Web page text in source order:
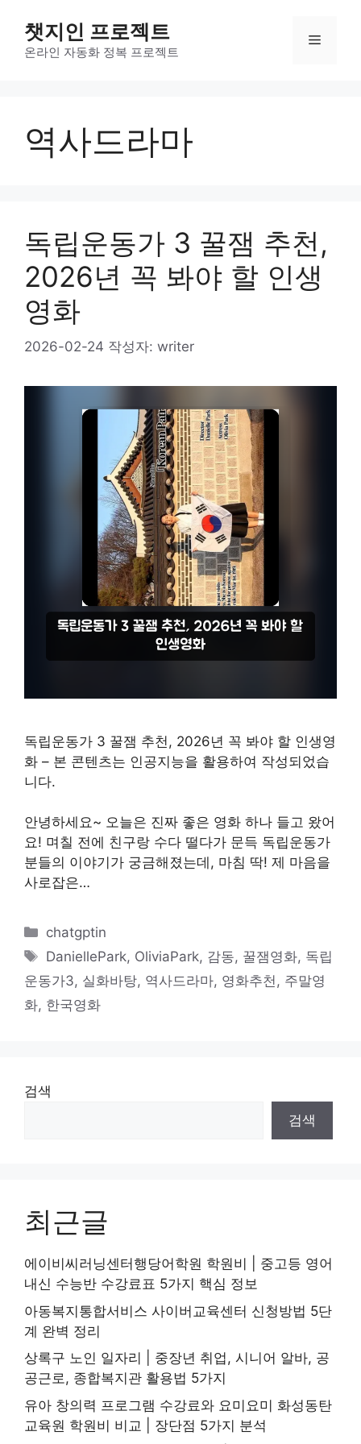
챗지인 프로젝트
온라인 자동화 정복 프로젝트
메
역사드라마
독립운동가 3 꿀잼 추천,
2026년 꼭 봐야 할 인생
영화
2026-02-24 작성자: writer
독립운동가 3 꿀잼 추천, 2026년 꼭 봐야 할 인생영
화 – 본 콘텐츠는 인공지능을 활용하여 작성되었습
니다.
안녕하세요~ 오늘은 진짜 좋은 영화 하나 들고 왔어
요! 며칠 전에 친구랑 수다 떨다가 문득 독립운동가
분들의 이야기가 궁금해졌는데, 마침 딱! 제 마음을
사로잡은…
카
테
리
chatgptin
태
그
DaniellePark, OliviaPark, 감동, 꿀잼영화, 독립
운동가3, 실화바탕, 역사드라마, 영화추천, 주말영
화, 한국영화
검색
검색
최근글
에이비씨러닝센터행당어학원 학원비 | 중고등 영어
내신 수능반 수강료표 5가지 핵심 정보
아동복지통합서비스 사이버교육센터 신청방법 5단
계 완벽 정리
상록구 노인 일자리 | 중장년 취업, 시니어 알바, 공
공근로, 종합복지관 활용법 5가지
유아 창의력 프로그램 수강료와 요미요미 화성동탄
교육원 학원비 비교 | 장단점 5가지 분석